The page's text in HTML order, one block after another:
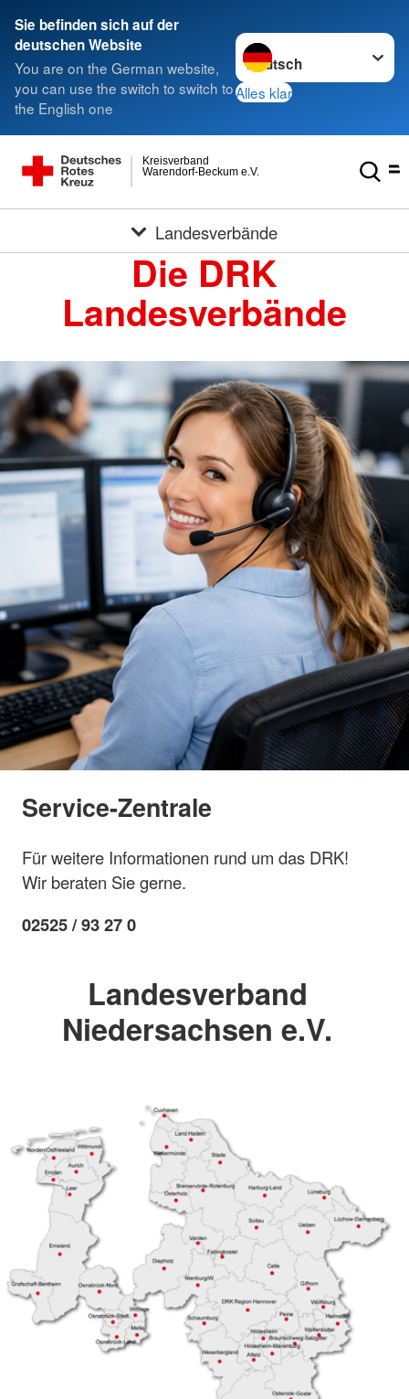
Sie befinden sich auf der
deutschen Website
You are on the German website,
you can use the switch to switch to
the English one
Sprache wechseln zu
Alles klar
Warendorf-Beckum e.V.
Kreisverband
Landesverbände
Die DRK
Landesverbände
Service-Zentrale
Für weitere Informationen rund um das DRK!
Wir beraten Sie gerne.
02525 / 93 27 0
Landesverband
Niedersachsen e.V.